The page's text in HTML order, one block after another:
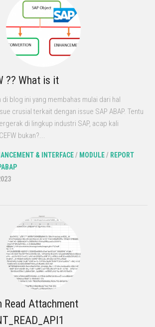
?? What is it
di blog ini yang membahas mulai dari hal
crusial terkait dengan issue SAP ABAP. Tentu
di lingkup industri SAP, acap kali
bukan?...
& INTERFACE/ MODULE/ REPORT
Read Attachment